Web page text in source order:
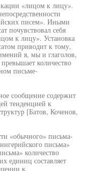
«лицом к лицу».
писем». Иными
почувствовал себя
к лицу». Установка
приводит к тому,
я, мы и глаголов,
количество
письме-
сообщение содержит
тенденцией к
[Батов, Коченов,
«обычного» письма-
письма»
количество
единиц составляет
к